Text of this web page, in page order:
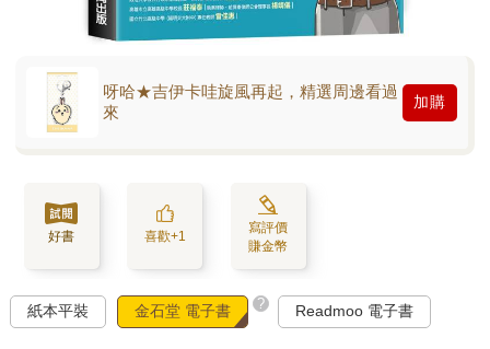
呀哈★吉伊卡哇旋風再起，精選周邊看過
來
加購
好書 喜歡+1
寫評價
賺金幣
紙本平裝 金石堂 電子書 ? Readmoo 電子書